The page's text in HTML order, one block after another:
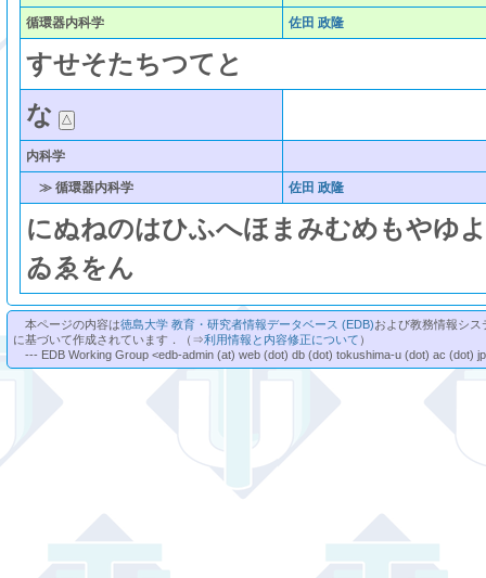
循環器内科学 佐田 政隆
すせそたちつて と
な
内科学
≫ 循環器内科学 佐田 政隆
にぬねのはひふへほ ま みむめもやゆよ
ゐ ゑ をん
本ページの内容は徳島大学 教育・研究者情報データベース (EDB)および教務情報シ
に基づいて作成されています．（⇒利用情報と内容修正について ）
--- EDB Working Group <edb-admin (at) web (dot) db (dot) tokushima-u (dot) ac (dot)